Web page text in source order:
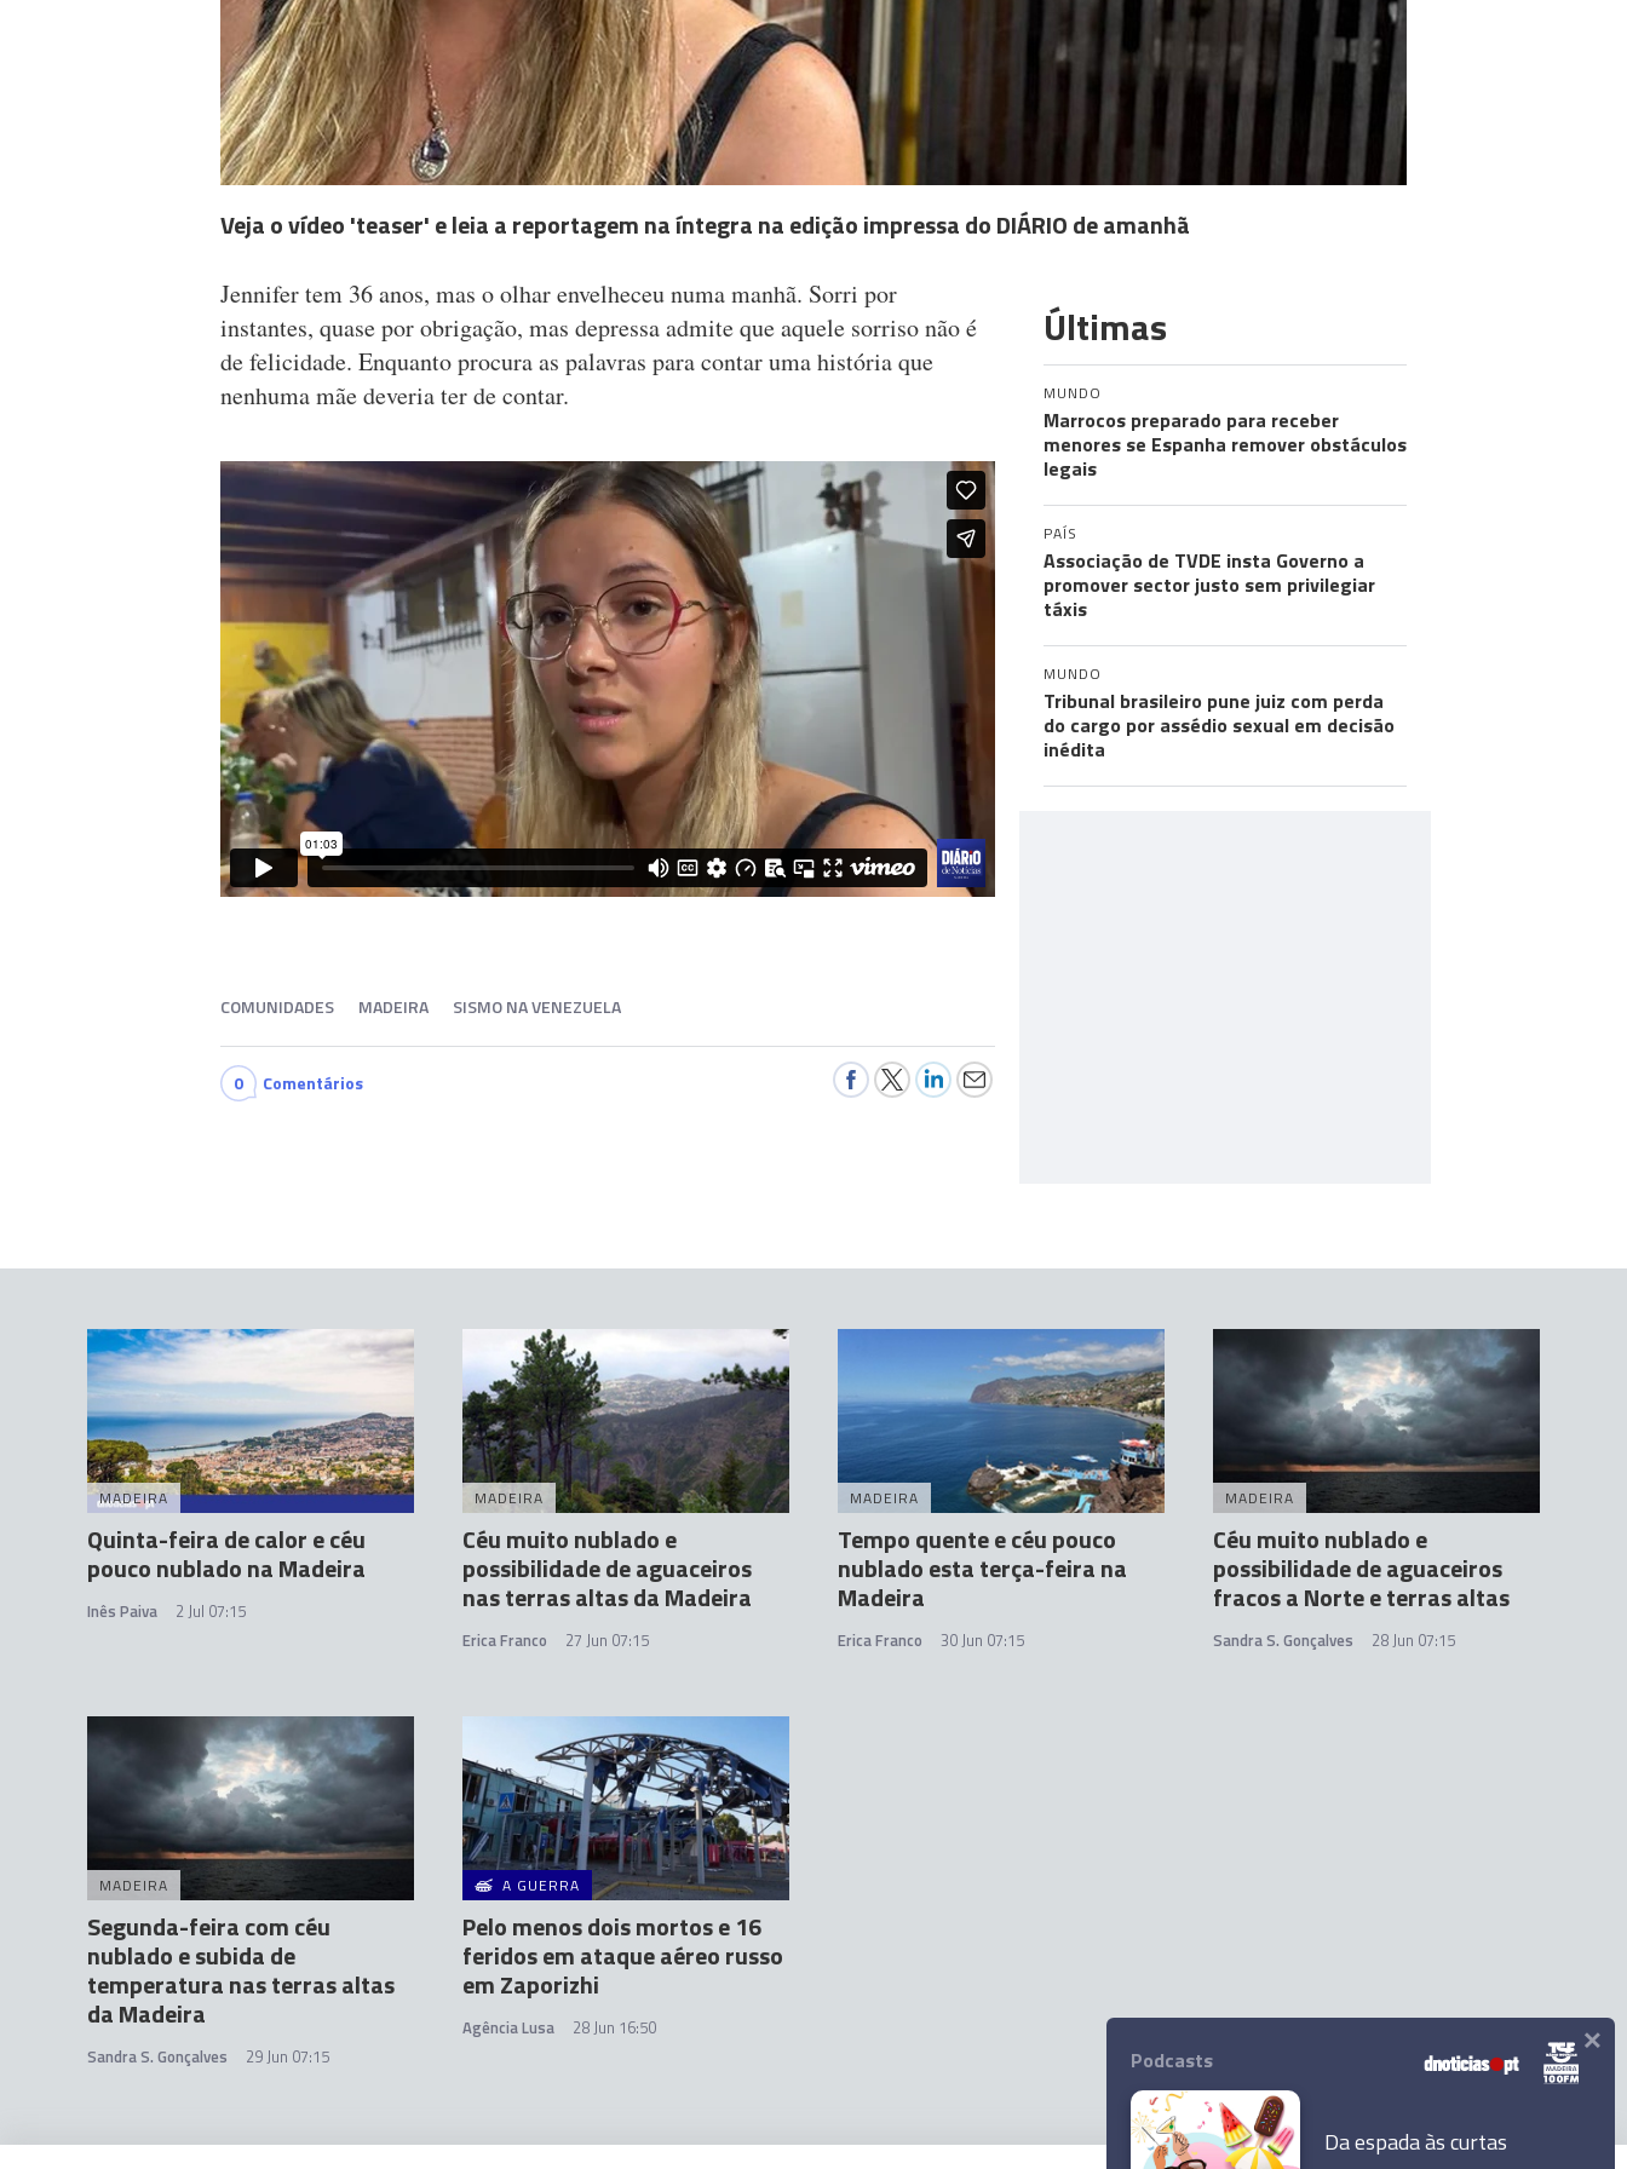
Veja o vídeo 'teaser' e leia a reportagem na íntegra na edição impressa do DIÁRIO de amanhã
Jennifer tem 36 anos, mas o olhar envelheceu numa manhã. Sorri por
instantes, quase por obrigação, mas depressa admite que aquele sorriso não é
de felicidade. Enquanto procura as palavras para contar uma história que
nenhuma mãe deveria ter de contar.
COMUNIDADES MADEIRA SISMO NA VENEZUELA
0 Comentários
Últimas
MUNDO
Marrocos preparado para receber
menores se Espanha remover obstáculos
legais
PAÍS
Associação de TVDE insta Governo a
promover sector justo sem privilegiar
táxis
MUNDO
Tribunal brasileiro pune juiz com perda
do cargo por assédio sexual em decisão
inédita
MADEIRA
Quinta-feira de calor e céu
pouco nublado na Madeira
Inês Paiva 2 Jul 07:15
MADEIRA
Céu muito nublado e
possibilidade de aguaceiros
nas terras altas da Madeira
Erica Franco 27 Jun 07:15
MADEIRA
Tempo quente e céu pouco
nublado esta terça-feira na
Madeira
Erica Franco 30 Jun 07:15
MADEIRA
Céu muito nublado e
possibilidade de aguaceiros
fracos a Norte e terras altas
Sandra S. Gonçalves 28 Jun 07:15
MADEIRA
Segunda-feira com céu
nublado e subida de
temperatura nas terras altas
da Madeira
Sandra S. Gonçalves 29 Jun 07:15
A GUERRA
Pelo menos dois mortos e 16
feridos em ataque aéreo russo
em Zaporizhi
Agência Lusa 28 Jun 16:50
Podcasts
Da espada às curtas
×